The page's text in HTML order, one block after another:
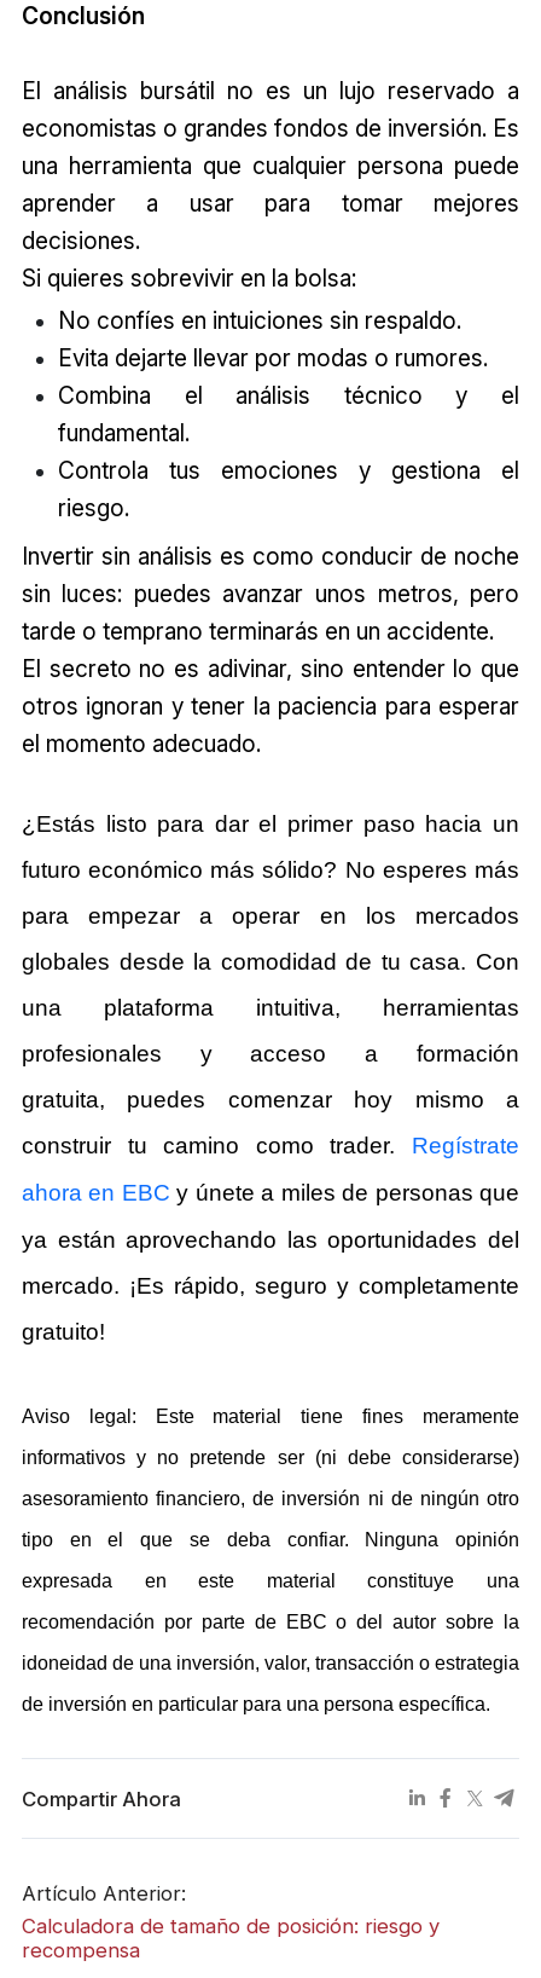
Conclusión
El análisis bursátil no es un lujo reservado a
economistas o grandes fondos de inversión. Es
una herramienta que cualquier persona puede
aprender a usar para tomar mejores
decisiones.
Si quieres sobrevivir en la bolsa:
No confíes en intuiciones sin respaldo.
Evita dejarte llevar por modas o rumores.
Combina el análisis técnico y el
fundamental.
Controla tus emociones y gestiona el
riesgo.
Invertir sin análisis es como conducir de noche
sin luces: puedes avanzar unos metros, pero
tarde o temprano terminarás en un accidente.
El secreto no es adivinar, sino entender lo que
otros ignoran y tener la paciencia para esperar
el momento adecuado.
¿Estás listo para dar el primer paso hacia un
futuro económico más sólido? No esperes más
para empezar a operar en los mercados
globales desde la comodidad de tu casa. Con
una plataforma intuitiva, herramientas
profesionales y acceso a formación
gratuita, puedes comenzar hoy mismo a
construir tu camino como trader. Regístrate
ahora en EBC y únete a miles de personas que
ya están aprovechando las oportunidades del
mercado. ¡Es rápido, seguro y completamente
gratuito!
Aviso legal: Este material tiene fines meramente
informativos y no pretende ser (ni debe considerarse)
asesoramiento financiero, de inversión ni de ningún otro
tipo en el que se deba confiar. Ninguna opinión
expresada en este material constituye una
recomendación por parte de EBC o del autor sobre la
idoneidad de una inversión, valor, transacción o estrategia
de inversión en particular para una persona específica.
Compartir Ahora
Artículo Anterior:
Calculadora de tamaño de posición: riesgo y
recompensa